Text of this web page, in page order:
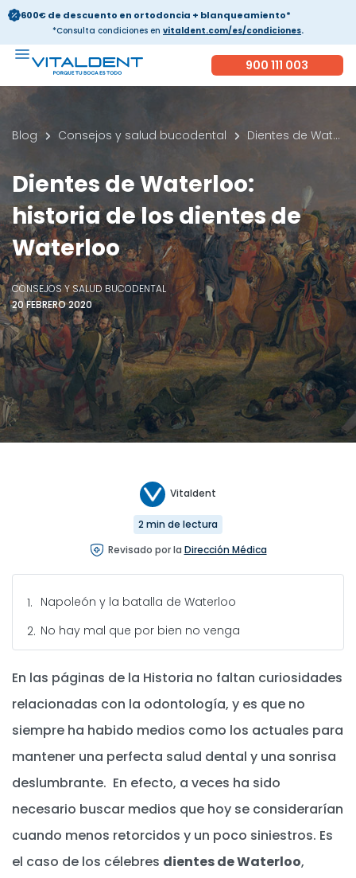
600€ de descuento en ortodoncia + blanqueamiento*
*Consulta condiciones en vitaldent.com/es/condiciones.
900 111 003
Blog Consejos y salud bucodental Dientes de Waterloo: historia de los dientes de Waterloo
Dientes de Waterloo:
historia de los dientes de
Waterloo
CONSEJOS Y SALUD BUCODENTAL
20 FEBRERO 2020
Vitaldent
2 min de lectura
Revisado por la Dirección Médica
Napoleón y la batalla de Waterloo
No hay mal que por bien no venga
En las páginas de la Historia no faltan curiosidades
relacionadas con la odontología, y es que no
siempre ha habido medios como los actuales para
mantener una perfecta salud dental y una sonrisa
deslumbrante. En efecto, a veces ha sido
necesario buscar medios que hoy se considerarían
cuando menos retorcidos y un poco siniestros. Es
el caso de los célebres dientes de Waterloo,